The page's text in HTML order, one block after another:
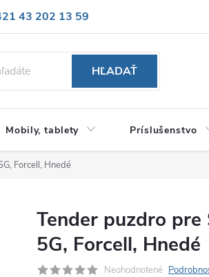
43 202 13 59
HĽADAŤ
Mobily, tablety Príslušenstvo
Forcell, Hnedé
Tender puzdro pre
5G, Forcell, Hnedé
Neohodnotené